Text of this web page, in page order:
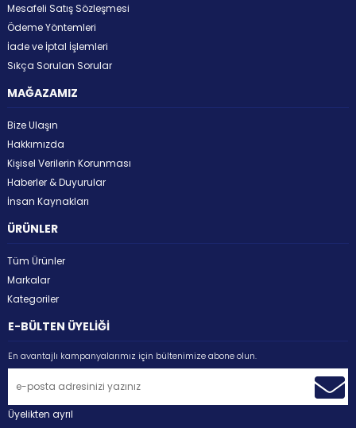
Mesafeli Satış Sözleşmesi
Ödeme Yöntemleri
İade ve İptal İşlemleri
Sıkça Sorulan Sorular
MAĞAZAMIZ
Bize Ulaşın
Hakkımızda
Kişisel Verilerin Korunması
Haberler & Duyurular
İnsan Kaynakları
ÜRÜNLER
Tüm Ürünler
Markalar
Kategoriler
E-BÜLTEN ÜYELİĞİ
En avantajlı kampanyalarımız için bültenimize abone olun.
Üyelikten ayrıl